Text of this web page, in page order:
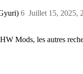
Juillet 15, 2025,
6
Mods, les autres